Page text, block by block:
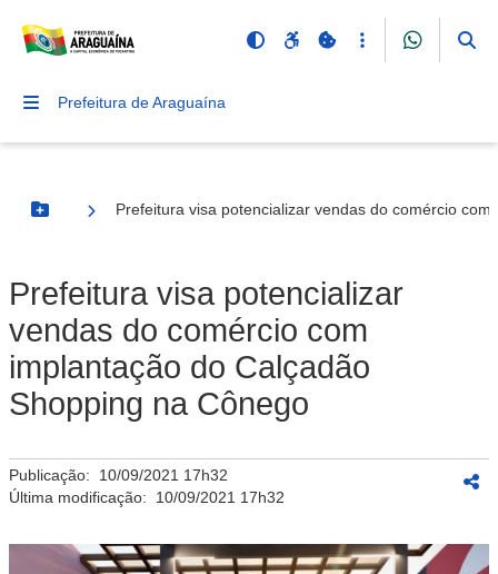
Prefeitura de Araguaína
Botão Menu
Prefeitura visa potencializar vendas do comércio
Prefeitura visa potencializar
vendas do comércio com
implantação do Calçadão
Shopping na Cônego
Publicação: 10/09/2021 17h32
Última modificação: 10/09/2021 17h32